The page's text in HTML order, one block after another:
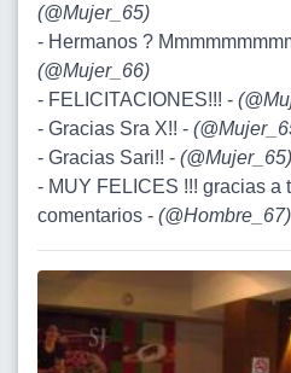
(@Mujer_65)
- Hermanos ?
(@Mujer_66)
- FELICITACIONES!!! - (
- Gracias Sra X!! - (
- Gracias Sari!! - (@Mujer_65)
- MUY FELICES !!! gracias a
comentarios - (@Hombre_67)